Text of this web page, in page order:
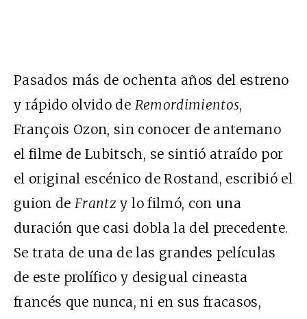
Pasados más de ochenta años del estreno
y rápido olvido de Remordimientos,
François Ozon, sin conocer de antemano
el filme de Lubitsch, se sintió atraído por
el original escénico de Rostand, escribió el
guion de Frantz y lo filmó, con una
duración que casi dobla la del precedente.
Se trata de una de las grandes películas
de este prolífico y desigual cineasta
francés que nunca, ni en sus fracasos,